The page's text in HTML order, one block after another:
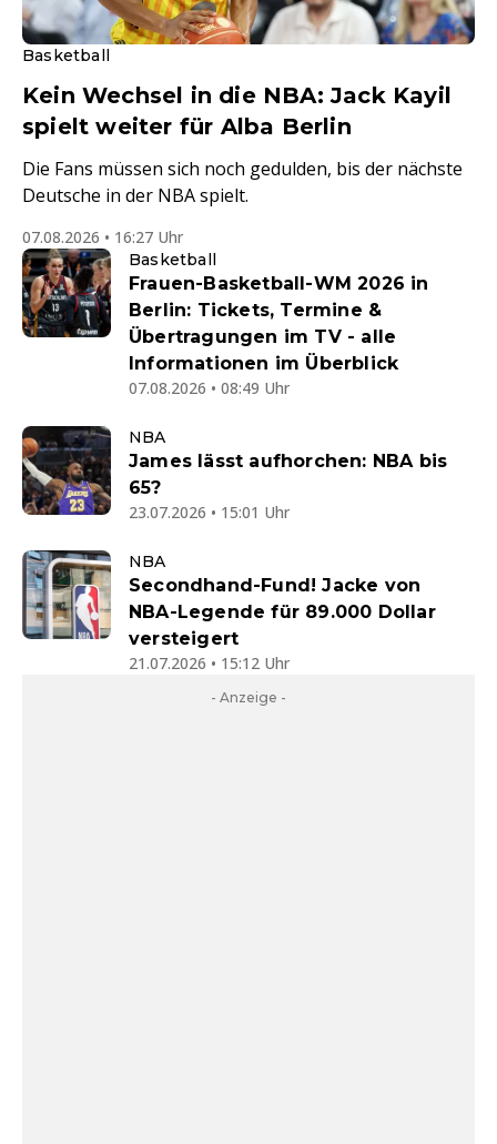
Basketball
Kein Wechsel in die NBA: Jack Kayil
spielt weiter für Alba Berlin
Die Fans müssen sich noch gedulden, bis der nächste
Deutsche in der NBA spielt.
07.08.2026 • 16:27 Uhr
Basketball
Frauen-Basketball-WM 2026 in
Berlin: Tickets, Termine &
Übertragungen im TV - alle
Informationen im Überblick
07.08.2026 • 08:49 Uhr
NBA
James lässt aufhorchen: NBA bis
65?
23.07.2026 • 15:01 Uhr
NBA
Secondhand-Fund! Jacke von
NBA-Legende für 89.000 Dollar
versteigert
21.07.2026 • 15:12 Uhr
- Anzeige -